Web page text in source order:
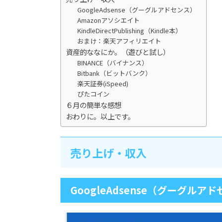
GoogleAdsense（グーグルアドセンス）
Amazonアソシエイト
KindleDirectPublishing（Kindle本）
おまけ：楽天アフィリエイト
資産的ななにか。（遊びと試し）
BINANCE（バイナンス）
Bitbank（ビットバンク）
楽天証券(iSpeed)
ぴたコイン
６月の簡単な感想
おわりに。以上です。
売り上げ・収入
GoogleAdsense（グーグルアド